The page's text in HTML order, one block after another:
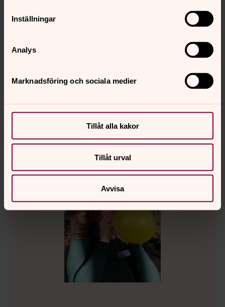
Inställningar
Analys
Marknadsföring och sociala medier
Tillåt alla kakor
Tillåt urval
Avvisa
Husmor och pedagog, ansvarig över